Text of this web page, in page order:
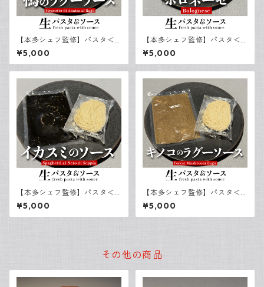
【本多シェフ監修】パスタ＜
パッパルデッレ＞＆鴨のラグ
ーソース（３食）
¥5,000
【本多シェフ監修】パスタ＜
ビーゴリ＞＆ボロネーゼ（３
食）
¥5,000
【本多シェフ監修】パスタ＜
スパゲッティ＞＆イカスミの
ソース（３食）
¥5,000
【本多シェフ監修】パスタ＜
スパゲッティ＞＆キノコのラ
グーソース（３食）
¥5,000
その他の商品